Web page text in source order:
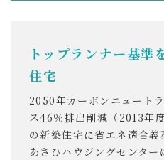
トップランナー基準
住宅
2050年カーボンニュート
ス46％排出削減（2013年
の新築住宅に省エネ適合義
あさひハウジングセンタ